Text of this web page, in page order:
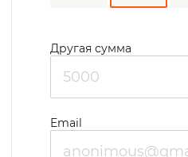
Другая сумма
Email